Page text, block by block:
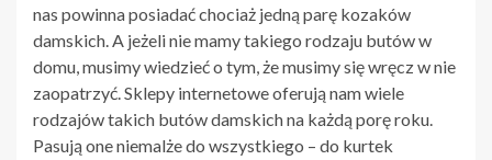
nas powinna posiadać chociaż jedną parę kozaków
damskich. A jeżeli nie mamy takiego rodzaju butów w
domu, musimy wiedzieć o tym, że musimy się wręcz w nie
zaopatrzyć. Sklepy internetowe oferują nam wiele
rodzajów takich butów damskich na każdą porę roku.
Pasują one niemalże do wszystkiego – do kurtek